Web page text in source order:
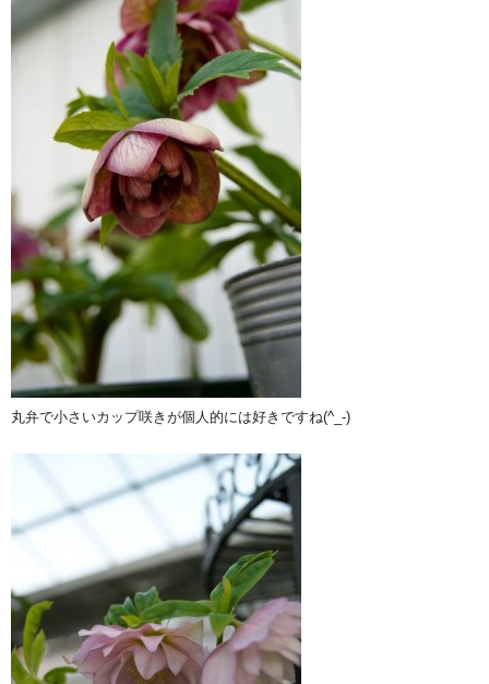
丸弁で小さいカップ咲きが個人的には好きですね(^_-)